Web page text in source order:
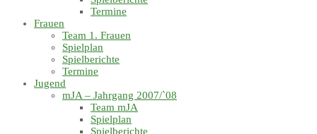
Termine
Frauen
Team 1. Frauen
Spielplan
Spielberichte
Termine
Jugend
mJA – Jahrgang 2007/`08
Team mJA
Spielplan
Spielberichte